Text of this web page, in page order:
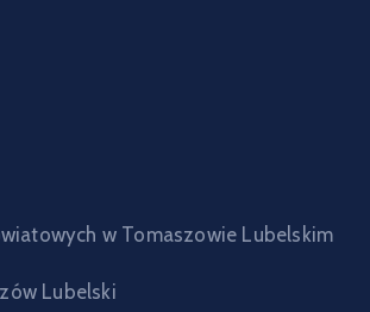
w Tomaszowie Lubelskim
Lubelski